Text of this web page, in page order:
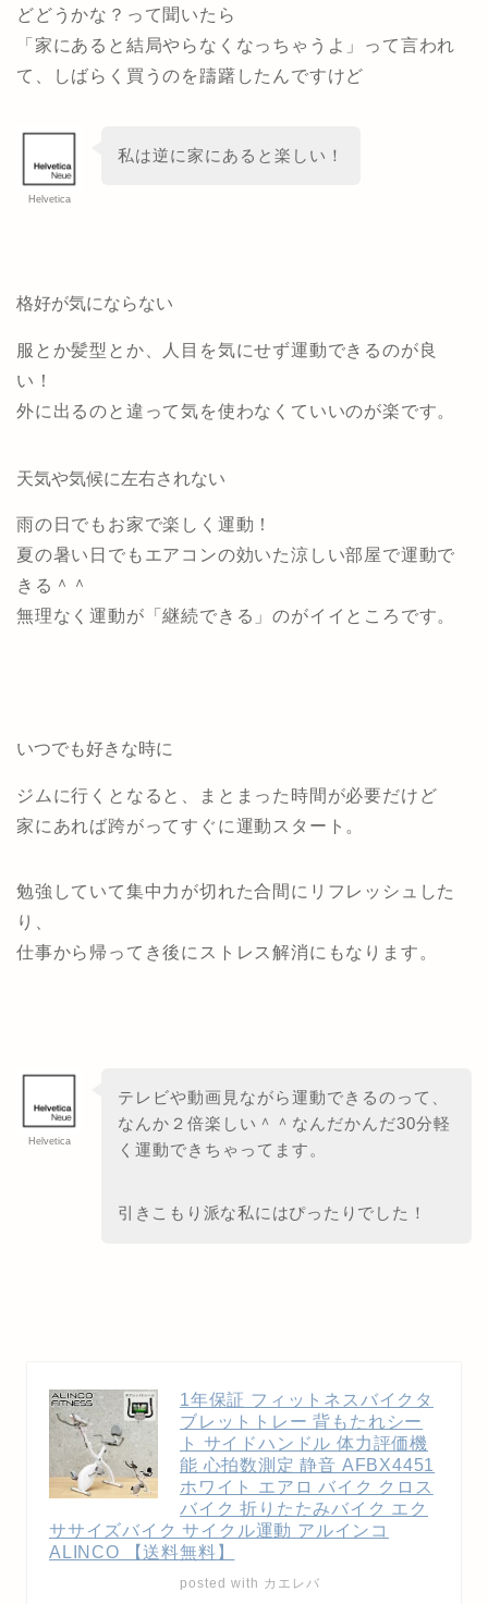
どどうかな？って聞いたら
「家にあると結局やらなくなっちゃうよ」って言われ
て、しばらく買うのを躊躇したんですけど
Helvetica
私は逆に家にあると楽しい！
格好が気にならない
服とか髪型とか、人目を気にせず運動できるのが良
い！
外に出るのと違って気を使わなくていいのが楽です。
天気や気候に左右されない
雨の日でもお家で楽しく運動！
夏の暑い日でもエアコンの効いた涼しい部屋で運動で
きる＾＾
無理なく運動が「継続できる」のがイイところです。
いつでも好きな時に
ジムに行くとなると、まとまった時間が必要だけど
家にあれば跨がってすぐに運動スタート。
勉強していて集中力が切れた合間にリフレッシュした
り、
仕事から帰ってき後にストレス解消にもなります。
Helvetica
テレビや動画見ながら運動できるのって、
なんか２倍楽しい＾＾なんだかんだ30分軽
く運動できちゃってます。
引きこもり派な私にはぴったりでした！
1年保証 フィットネスバイクタ
ブレットトレー 背もたれシー
ト サイドハンドル 体力評価機
能 心拍数測定 静音 AFBX4451
ホワイト エアロ バイク クロス
バイク 折りたたみバイク エク
ササイズバイク サイクル運動 アルインコ
ALINCO 【送料無料】
posted with カエレバ